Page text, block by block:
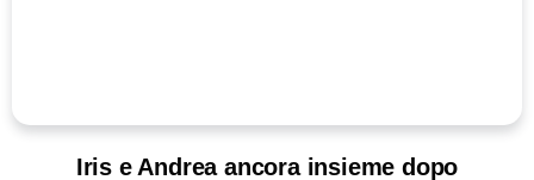
Iris e Andrea ancora insieme dopo